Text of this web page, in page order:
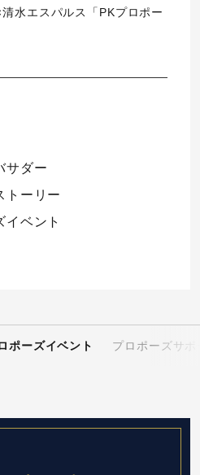
水エスパルス「PKプロポー
サダー
トーリー
イベント
ポーズイベント プロポーズサポ